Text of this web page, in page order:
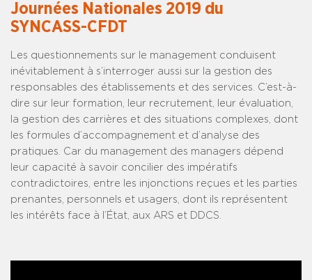
Journées Nationales 2019 du
SYNCASS-CFDT
Les questionnements sur le management conduisent
inévitablement à s’interroger aussi sur la gestion des
responsables des établissements et des services. C’est-à-
dire sur leur formation, leur recrutement, leur évaluation,
la gestion des carrières et des situations complexes, dont
les formules d’accompagnement et d’analyse des
pratiques. Car du management des managers dépend
leur capacité à savoir concilier des impératifs
contradictoires, entre les injonctions reçues et les parties
prenantes, personnels et usagers, dont ils représentent
les intérêts face à l’État, aux ARS et DDCS.